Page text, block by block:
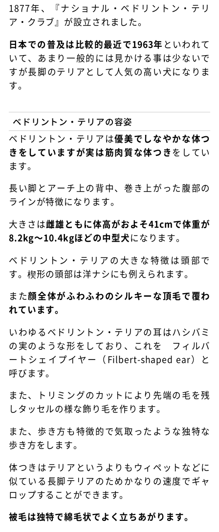
1877年、『ナショナル・ベドリントン・テリ
ア・クラブ』が設立されました。
日本での普及は比較的最近で1963年 といわれて
いて、あまり一般的には見かける事は少ないで
すが長脚のテリアとして人気の高い犬になりま
す。
ベドリントン・テリアの容姿
ベドリントン・テリアは優美でしなやかな体つ
きをしていますが実は筋肉質な体つきをしてい
ます。
長い脚とアーチ上の背中、巻き上がった腹部の
ラインが特徴になります。
大きさは雌雄ともに体高がおよそ41cmで体重が
8.2kg～10.4kgほどの中型犬になります。
ベドリントン・テリアの大きな特徴は頭部で
す。楔形の頭部は洋ナシにも例えられます。
また顔全体がふわふわのシルキーな頂毛で覆わ
れています。
いわゆるベドリントン・テリアの耳はハシバミ
の実のような形をしており、これを フィルバ
ートシェイプイヤー（Filbert-shaped ear）と
呼びます。
また、トリミングのカットにより先端の毛を残
しタッセルの様な飾り毛を作ります。
また、歩き方も特徴的で気取ったような独特な
歩き方をします。
体つきはテリアというよりもウィペットなどに
似ている長脚テリアのためかなりの速度でギャ
ロップすることができます。
被毛は独特で綿毛状でよく立ちあがります。